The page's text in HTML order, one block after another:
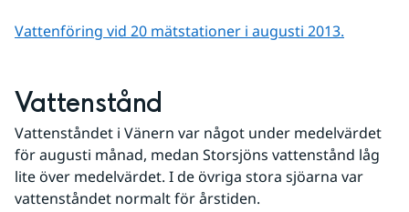
Vattenföring vid 20 mätstationer i augusti 2013.
Vattenstånd
Vattenståndet i Vänern var något under medelvärdet
för augusti månad, medan Storsjöns vattenstånd låg
lite över medelvärdet. I de övriga stora sjöarna var
vattenståndet normalt för årstiden.